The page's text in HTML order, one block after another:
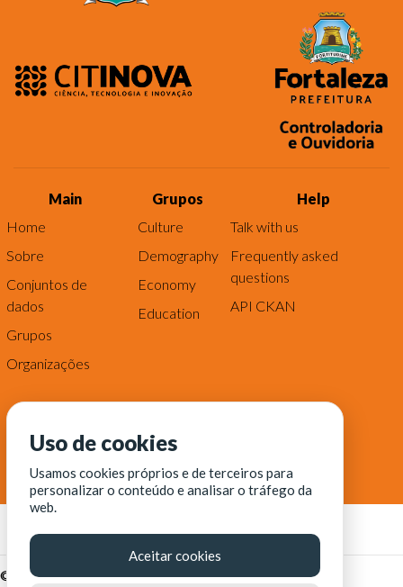
Main
Home
Sobre
Conjuntos de
dados
Grupos
Organizações
Grupos
Culture
Demography
Economy
Education
Help
Talk with us
Frequently asked
questions
API CKAN
© Fortaleza Digital || CITINOVA - Fundação de Ciência,
Uso de cookies
Usamos cookies próprios e de terceiros para
personalizar o conteúdo e analisar o tráfego da
web.
Aceitar cookies